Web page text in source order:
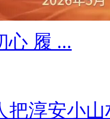
心 履 ...
把淳安小山